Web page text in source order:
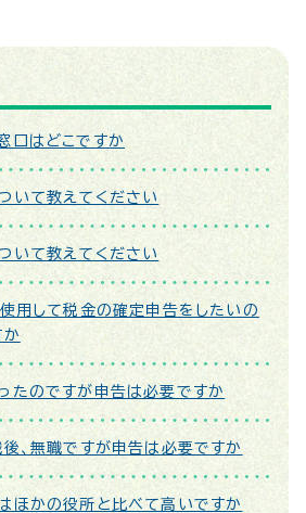
口はどこですか
いて教えてください
いて教えてください
使用して税金の確定申告をしたいの
か
たのですが申告は必要ですか
、無職ですが申告は必要ですか
ほかの役所と比べて高いですか